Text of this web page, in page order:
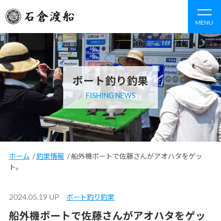
MENU
ボート釣り釣果
FISHING NEWS
ホーム /釣果情報 /船外機ボートで佐藤さんがアオハタをゲッ
ト。
2024.05.19 UP ボート釣り釣果
船外機ボートで佐藤さんがアオハタをゲッ